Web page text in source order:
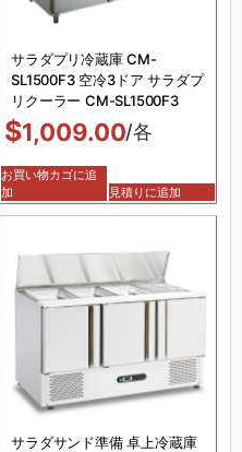
サラダプリ冷蔵庫 CM-
SL1500F3 空冷3ドア サラダプ
リクーラー CM-SL1500F3
$1,009.00/各
お買い物カゴに追
加
見積りに追加
サラダサンド準備 卓上冷蔵庫